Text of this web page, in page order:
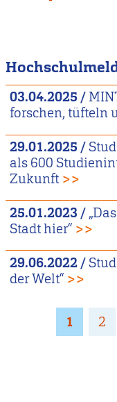
03.04.2025 /
forschen, tüfteln
29.01.2025 /
als 600
Zukunft >>
25.01.2023 /
Stadt hier“ >>
29.06.2022/
der Welt“ >>
Page
1 2